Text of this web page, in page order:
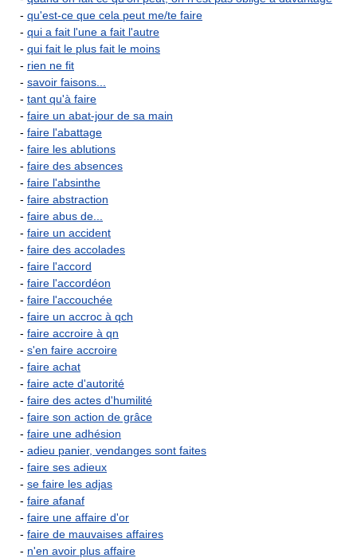
- qu'est-ce que cela peut me/te faire
- qui a fait l'une a fait l'autre
- qui fait le plus fait le moins
- rien ne fit
- savoir faisons...
- tant qu'à faire
- faire un abat-jour de sa main
- faire l'abattage
- faire les ablutions
- faire des absences
- faire l'absinthe
- faire abstraction
- faire abus de...
- faire un accident
- faire des accolades
- faire l'accord
- faire l'accordéon
- faire l'accouchée
- faire un accroc à qch
- faire accroire à qn
- s'en faire accroire
- faire achat
- faire acte d'autorité
- faire des actes d'humilité
- faire son action de grâce
- faire une adhésion
- adieu panier, vendanges sont faites
- faire ses adieux
- se faire les adjas
- faire afanaf
- faire une affaire d'or
- faire de mauvaises affaires
- n'en avoir plus affaire